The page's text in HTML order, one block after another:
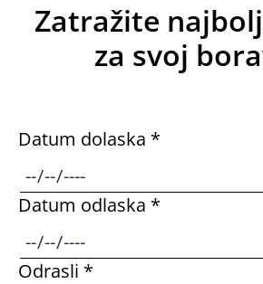
za posjet obližnjim otocima
ručkom. Dobra hrana,
između bezbroj riba bilo je
vratiti.
Zatražite
za svoj
Datum dolaska *
Datum odlaska *
Odrasli *